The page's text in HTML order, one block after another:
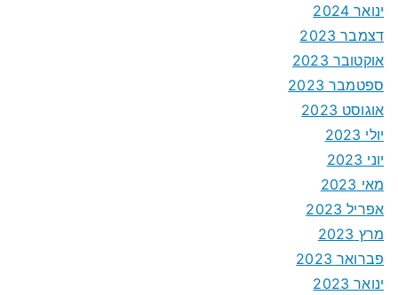
ינואר 2024
דצמבר 2023
אוקטובר 2023
ספטמבר 2023
אוגוסט 2023
יולי 2023
יוני 2023
מאי 2023
אפריל 2023
מרץ 2023
פברואר 2023
ינואר 2023